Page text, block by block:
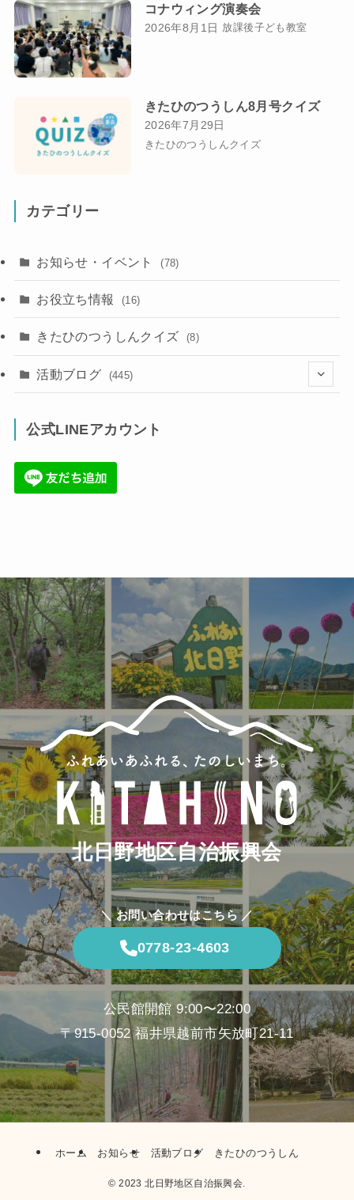
コナウィング演奏会
2026年8月1日 放課後子ども教室
きたひのつうしん8月号クイズ
2026年7月29日
きたひのつうしんクイズ
カテゴリー
お知らせ・イベント (78)
お役立ち情報 (16)
きたひのつうしんクイズ (8)
活動ブログ (445)
(86)
公式LINEアカウント
北日野地区自治振興会
＼ お問い合わせはこちら ／
0778-23-4603
公民館開館 9:00〜22:00
〒915-0052 福井県越前市矢放町21-11
ホーム お知らせ 活動ブログ きたひのつうしん
© 2023 北日野地区自治振興会.